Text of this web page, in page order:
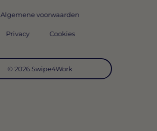
© 2026 Swipe4Work
Algemene voorwaarden
Privacy Cookies